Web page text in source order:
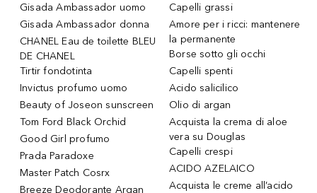
Gisada Ambassador uomo
Gisada Ambassador donna
CHANEL Eau de toilette BLEU
DE CHANEL
Tirtir fondotinta
Invictus profumo uomo
Beauty of Joseon sunscreen
Tom Ford Black Orchid
Good Girl profumo
Prada Paradoxe
Master Patch Cosrx
Breeze Deodorante Argan
Capelli grassi
Amore per i ricci: mantenere
la permanente
Borse sotto gli occhi
Capelli spenti
Acido salicilico
Olio di argan
Acquista la crema di aloe
vera su Douglas
Capelli crespi
ACIDO AZELAICO
Acquista le creme all’acido